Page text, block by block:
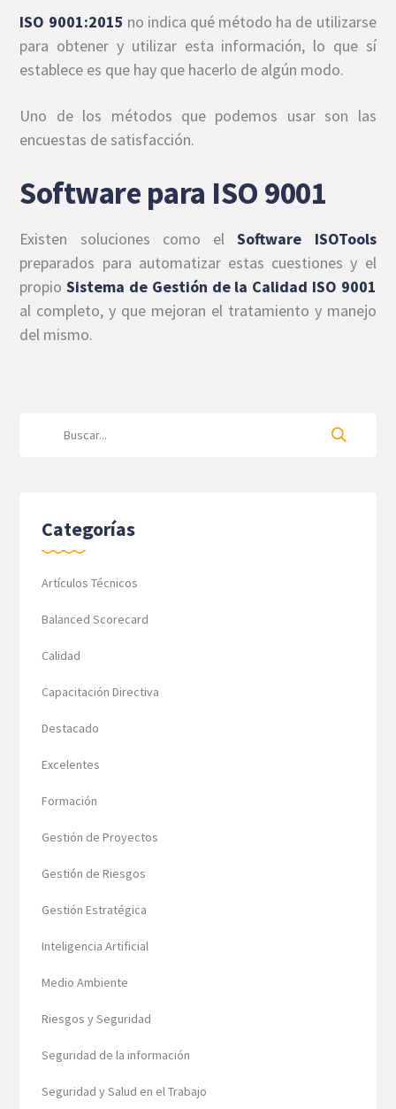
ISO 9001:2015 no indica qué método ha de utilizarse
para obtener y utilizar esta información, lo que sí
establece es que hay que hacerlo de algún modo.
Uno de los métodos que podemos usar son las
encuestas de satisfacción.
Software para ISO 9001
Existen soluciones como elSoftware ISOTools
preparados para automatizar estas cuestiones y el
propio Sistema de Gestión de la Calidad ISO 9001
al completo, y que mejoran el tratamiento y manejo
del mismo.
Categorías
Artículos Técnicos
Balanced Scorecard
Calidad
Capacitación Directiva
Destacado
Excelentes
Formación
Gestión de Proyectos
Gestión de Riesgos
Gestión Estratégica
Inteligencia Artificial
Medio Ambiente
Riesgos y Seguridad
Seguridad de la información
Seguridad y Salud en el Trabajo